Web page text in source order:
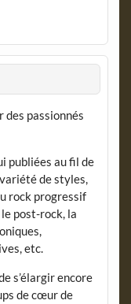
des passionnés
publiées au fil de
de styles,
rock progressif
post-rock, la
etc.
s’élargir encore
de cœur de